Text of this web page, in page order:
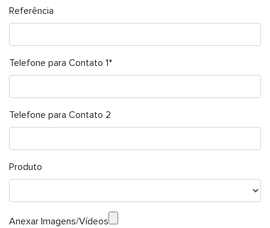
Referência
Telefone para Contato 1*
Telefone para Contato 2
Produto
Anexar Imagens/Vídeos